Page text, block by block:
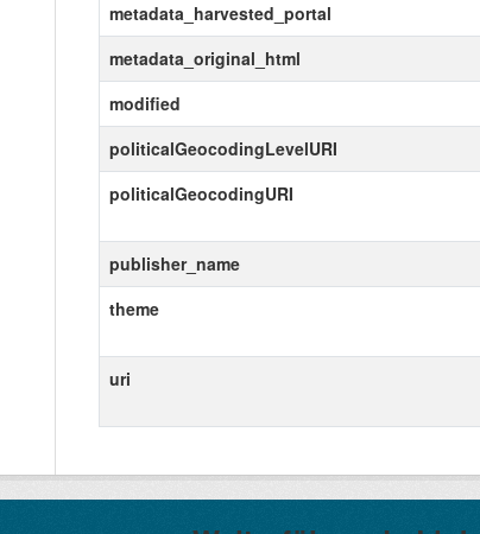
metadata_harvested_portal
metadata_original_html
modified
politicalGeocodingLevelURI
politicalGeocodingURI
publisher_name
theme
uri